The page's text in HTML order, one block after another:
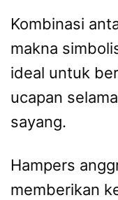
Kombinasi
makna
ideal untuk
ucapan
sayang.
Hampers
memberikan